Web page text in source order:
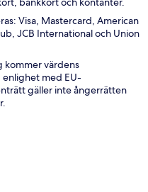
Visa, Mastercard, American
JCB International och Union
kommer värdens
med EU-
gäller inte ångerrätten